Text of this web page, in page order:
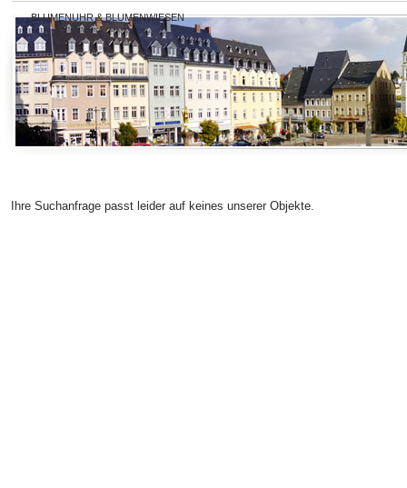
BLUMENUHR & BLUMENWIESEN
Ihre Suchanfrage passt leider auf keines unserer Objekte.